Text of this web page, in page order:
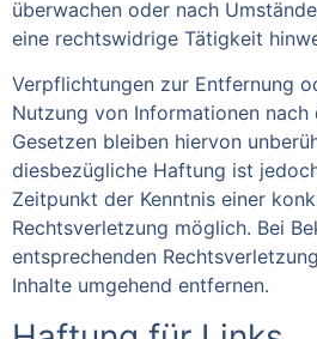
überwachen oder nach
eine rechtswidrige Tätigkeit
Verpflichtungen zur Entfernung
Nutzung von Informationen nach
Gesetzen bleiben hiervon
diesbezügliche Haftung ist
Zeitpunkt der Kenntnis einer
Rechtsverletzung möglich. Bei
entsprechenden
Inhalte umgehend entfernen.